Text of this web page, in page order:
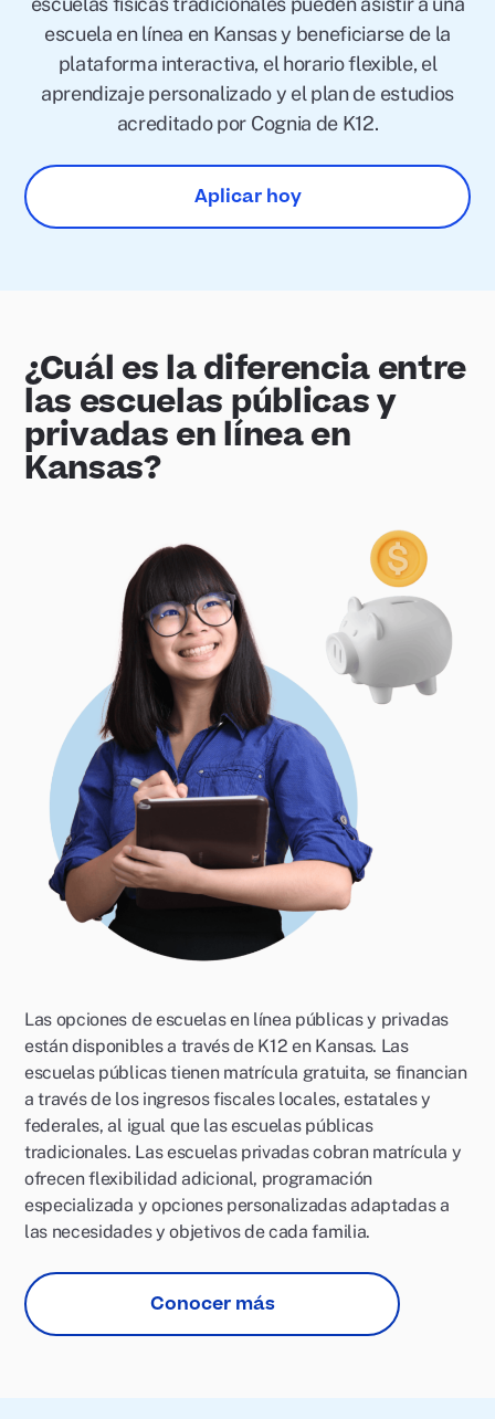
escuela en línea en Kansas y beneficiarse de la
plataforma interactiva, el horario flexible, el
aprendizaje personalizado y el plan de estudios
acreditado por Cognia de K12.
Aplicar hoy
¿Cuál es la diferencia entre
las escuelas públicas y
privadas en línea en
Kansas?
Las opciones de escuelas en línea públicas y privadas
están disponibles a través de K12 en Kansas. Las
escuelas públicas tienen matrícula gratuita, se financian
a través de los ingresos fiscales locales, estatales y
federales, al igual que las escuelas públicas
tradicionales. Las escuelas privadas cobran matrícula y
ofrecen flexibilidad adicional, programación
especializada y opciones personalizadas adaptadas a
las necesidades y objetivos de cada familia.
Conocer más